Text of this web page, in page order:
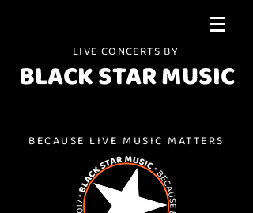
LIVE CONCERTS BY
BLACK STAR MUSIC
BECAUSE LIVE MUSIC MATTERS